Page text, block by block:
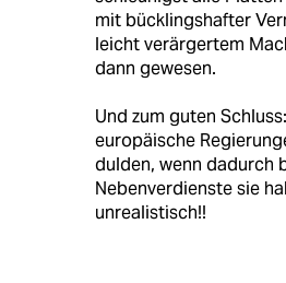
mit bücklingshafter
leicht verärgertem
dann gewesen.
Und zum guten
europäische
dulden, wenn dadurch
Nebenverdienste sie
unrealistisch!!